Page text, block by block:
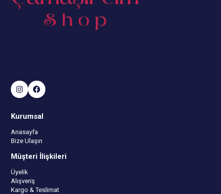
Kurumsal
Anasayfa
Bize Ulaşın
Müşteri İlişkileri
Üyelik
Alışveriş
Kargo & Teslimat